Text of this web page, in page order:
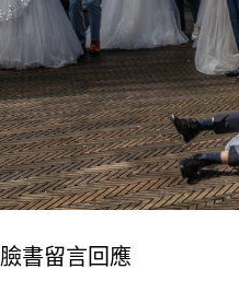
臉書留言回應